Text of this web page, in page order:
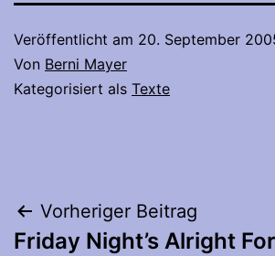
Veröffentlicht am 20. September
Von Berni Mayer
Kategorisiert als Texte
Vorheriger Beitrag
Friday Night’s Alright